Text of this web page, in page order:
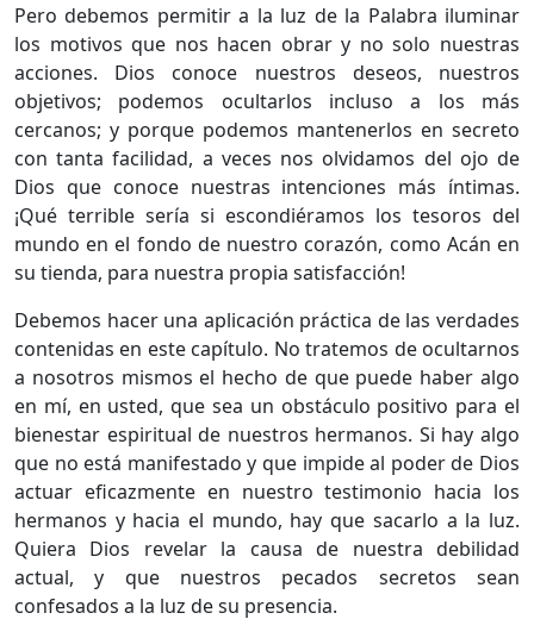
Pero debemos permitir a la luz de la Palabra iluminar
los motivos que nos hacen obrar y no solo nuestras
acciones. Dios conoce nuestros deseos, nuestros
objetivos; podemos ocultarlos incluso a los más
cercanos; y porque podemos mantenerlos en secreto
con tanta facilidad, a veces nos olvidamos del ojo de
Dios que conoce nuestras intenciones más íntimas.
¡Qué terrible sería si escondiéramos los tesoros del
mundo en el fondo de nuestro corazón, como Acán en
su tienda, para nuestra propia satisfacción!
Debemos hacer una aplicación práctica de las verdades
contenidas en este capítulo. No tratemos de ocultarnos
a nosotros mismos el hecho de que puede haber algo
en mí, en usted, que sea un obstáculo positivo para el
bienestar espiritual de nuestros hermanos. Si hay algo
que no está manifestado y que impide al poder de Dios
actuar eficazmente en nuestro testimonio hacia los
hermanos y hacia el mundo, hay que sacarlo a la luz.
Quiera Dios revelar la causa de nuestra debilidad
actual, y que nuestros pecados secretos sean
confesados a la luz de su presencia.